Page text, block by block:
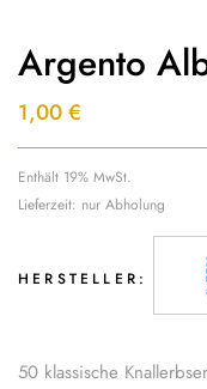
Argento
1,00€
Enthält 19% MwSt.
Lieferzeit: nur Abholung
HERSTELLER:
50 klassische